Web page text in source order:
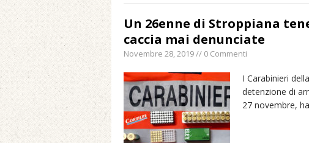
Un 26enne di Stroppiana
caccia mai denunciate
Novembre 28, 2019 // 0 Commenti
I Carabinieri
detenzione di
27 novembre,